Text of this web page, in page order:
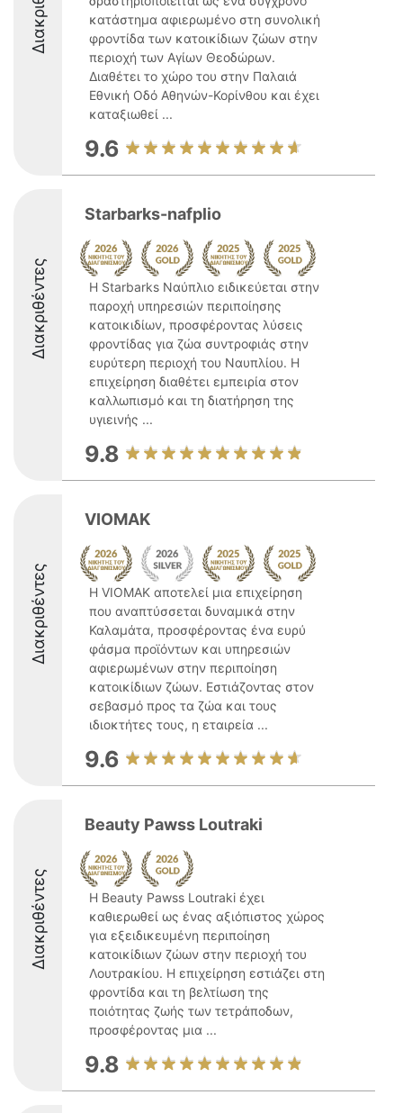
κατάστημα αφιερωμένο στη συνολική
φροντίδα των κατοικίδιων ζώων στην
περιοχή των Αγίων Θεοδώρων.
Διαθέτει το χώρο του στην Παλαιά
Εθνική Οδό Αθηνών-Κορίνθου και έχει
καταξιωθεί ...
9.6
Διακριθέντες
Starbarks-nafplio
Η Starbarks Ναύπλιο ειδικεύεται στην
παροχή υπηρεσιών περιποίησης
κατοικιδίων, προσφέροντας λύσεις
φροντίδας για ζώα συντροφιάς στην
ευρύτερη περιοχή του Ναυπλίου. Η
επιχείρηση διαθέτει εμπειρία στον
καλλωπισμό και τη διατήρηση της
υγιεινής ...
9.8
Διακριθέντες
VIOMAK
Η VIOMAK αποτελεί μια επιχείρηση
που αναπτύσσεται δυναμικά στην
Καλαμάτα, προσφέροντας ένα ευρύ
φάσμα προϊόντων και υπηρεσιών
αφιερωμένων στην περιποίηση
κατοικίδιων ζώων. Εστιάζοντας στον
σεβασμό προς τα ζώα και τους
ιδιοκτήτες τους, η εταιρεία ...
9.6
Διακριθέντες
Beauty Pawss Loutraki
Η Beauty Pawss Loutraki έχει
καθιερωθεί ως ένας αξιόπιστος χώρος
για εξειδικευμένη περιποίηση
κατοικίδιων ζώων στην περιοχή του
Λουτρακίου. Η επιχείρηση εστιάζει στη
φροντίδα και τη βελτίωση της
ποιότητας ζωής των τετράποδων,
προσφέροντας μια ...
9.8